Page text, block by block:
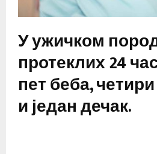
У ужичком
протеклих 24
пет беба,
и један дечак.